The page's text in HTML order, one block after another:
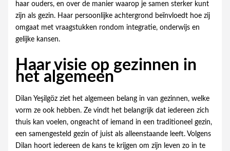
haar ouders, en over de manier waarop je samen sterker kunt
zijn als gezin. Haar persoonlijke achtergrond beïnvloedt hoe zij
omgaat met vraagstukken rondom integratie, onderwijs en
gelijke kansen.
Haar visie op gezinnen in
het algemeen
Dilan Yeşilgöz ziet het algemeen belang in van gezinnen, welke
vorm ze ook hebben. Ze vindt het belangrijk dat iedereen zich
thuis kan voelen, ongeacht of iemand in een traditioneel gezin,
een samengesteld gezin of juist als alleenstaande leeft. Volgens
Dilan hoort iedereen de kans te krijgen om zijn leven zo in te